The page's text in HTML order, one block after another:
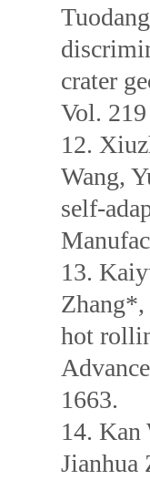
crater
Vol.
12.
Wang,
self-
13.
Zhang*,
hot
1663.
14. Kan
Jianhua